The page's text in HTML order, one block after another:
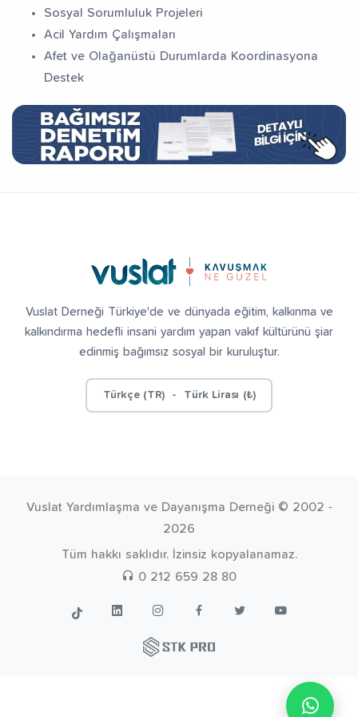
Sosyal Sorumluluk Projeleri
Acil Yardım Çalışmaları
Afet ve Olağanüstü Durumlarda Koordinasyona
Destek
Vuslat Derneği Türkiye'de ve dünyada eğitim, kalkınma ve
kalkındırma hedefli insani yardım yapan vakıf kültürünü şiar
edinmiş bağımsız sosyal bir kuruluştur.
Türkçe (TR) - Türk Lirası (₺)
Vuslat Yardımlaşma ve Dayanışma Derneği © 2002 -
2026
Tüm hakkı saklıdır. İzinsiz kopyalanamaz.
0 212 659 28 80